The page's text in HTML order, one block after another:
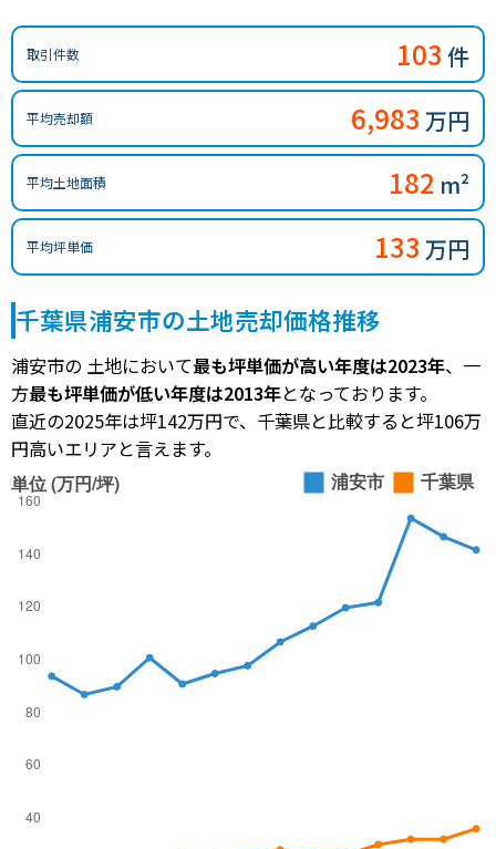
取引件数 103 件
平均売却額 6,983 万円
平均土地面積 182 m²
平均坪単価 133 万円
千葉県浦安市の土地売却価格推移
浦安市の 土地において最も坪単価が高い年度は2023年、一
方最も坪単価が低い年度は2013年となっております。
直近の2025年は坪142万円で、千葉県と比較すると坪106万
円高いエリアと言えます。